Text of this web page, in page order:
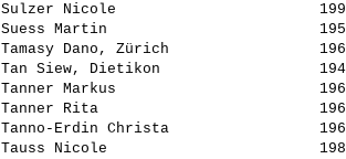
Sulzer Nicole
Suess Martin
Tamasy Dano, Zürich
Tan Siew, Dietikon
Tanner Markus
Tanner Rita
Tanno-Erdin Christa
Tauss Nicole